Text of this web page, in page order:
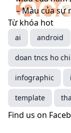
mới
đạo
thống
trị
xu
hướng
năm
2025
Mocha
Mousse
–
màu
nâu
cà
phê
mang
ý
nghĩa
năm
2024
–
Pantone
13-
1023
Peach
Fuzz
–
Màu
– Màu của sự
Từ khóa hot
ai android
doan tncs ho
infographic
template
Find us on